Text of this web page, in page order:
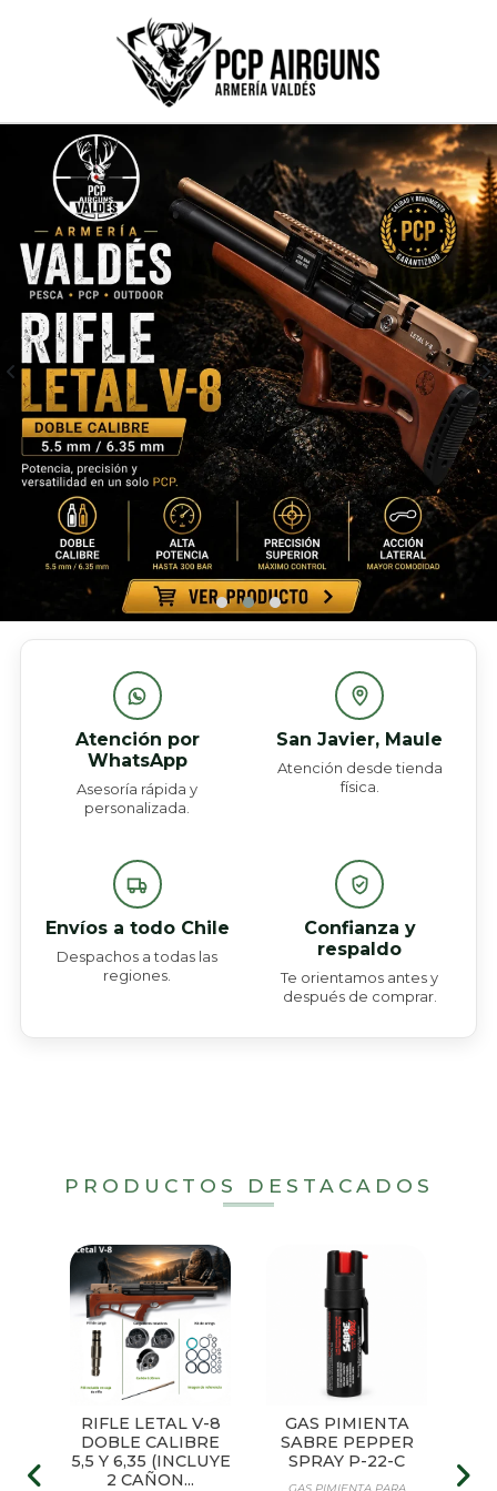
Atención por
WhatsApp
Asesoría rápida y
personalizada.
San Javier, Maule
Atención desde tienda
física.
Envíos a todo Chile
Despachos a todas las
regiones.
Confianza y
respaldo
Te orientamos antes y
después de comprar.
PRODUCTOS DESTACADOS
RIFLE LETAL V-8
DOBLE CALIBRE
5,5 Y 6,35 (INCLUYE
2 CAÑON...
GAS PIMIENTA
SABRE PEPPER
SPRAY P-22-C